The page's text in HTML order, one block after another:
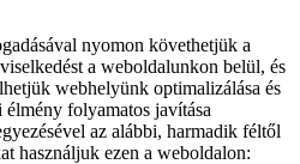
nyomon követhetjük a
a weboldalunkon belül, és
webhelyünk optimalizálása és
élmény folyamatos javítása
az alábbi, harmadik féltől
használjuk ezen a weboldalon: